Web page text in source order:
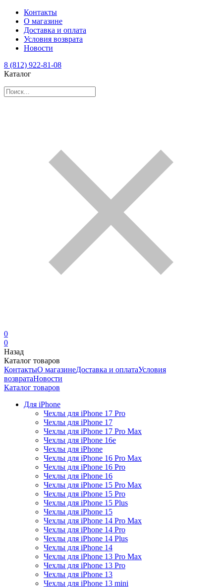
Контакты
О магазине
Доставка и оплата
Условия возврата
Новости
8 (812) 922-81-08
Каталог
0
0
Назад
Каталог товаров
КонтактыО магазинеДоставка и оплатаУсловия
возвратаНовости
Каталог товаров
Для iPhone
Чехлы для iPhone 17 Pro
Чехлы для iPhone 17
Чехлы для iPhone 17 Pro Max
Чехлы для iPhone 16e
Чехлы для iPhone
Чехлы для iPhone 16 Pro Max
Чехлы для iPhone 16 Pro
Чехлы для iPhone 16
Чехлы для iPhone 15 Pro Max
Чехлы для iPhone 15 Pro
Чехлы для iPhone 15 Plus
Чехлы для iPhone 15
Чехлы для iPhone 14 Pro Max
Чехлы для iPhone 14 Pro
Чехлы для iPhone 14 Plus
Чехлы для iPhone 14
Чехлы для iPhone 13 Pro Max
Чехлы для iPhone 13 Pro
Чехлы для iPhone 13
Чехлы для iPhone 13 mini